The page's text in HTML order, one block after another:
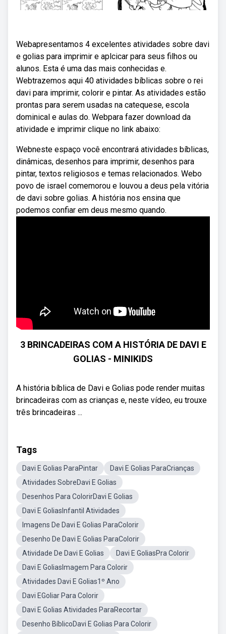
Webapresentamos 4 excelentes atividades sobre davi
e golias para imprimir e aplcicar para seus filhos ou
alunos. Esta é uma das mais conhecidas e.
Webtrazemos aqui 40 atividades bíblicas sobre o rei
davi para imprimir, colorir e pintar. As atividades estão
prontas para serem usadas na catequese, escola
dominical e aulas do. Webpara fazer download da
atividade e imprimir clique no link abaixo:
Webneste espaço você encontrará atividades bíblicas,
dinâmicas, desenhos para imprimir, desenhos para
pintar, textos religiosos e temas relacionados. Webo
povo de israel comemorou e louvou a deus pela vitória
de davi sobre golias. A história nos ensina que
podemos confiar em deus mesmo quando.
3 BRINCADEIRAS COM A HISTÓRIA DE DAVI E
GOLIAS - MINIKIDS
A história bíblica de Davi e Golias pode render muitas
brincadeiras com as crianças e, neste vídeo, eu trouxe
três brincadeiras ...
Tags
Davi E Golias ParaPintar
Davi E Golias ParaCrianças
Atividades SobreDavi E Golias
Desenhos Para ColorirDavi E Golias
Davi E GoliasInfantil Atividades
Imagens De Davi E Golias ParaColorir
Desenho De Davi E Golias ParaColorir
Atividade De Davi E Golias
Davi E GoliasPra Colorir
Davi E GoliasImagem Para Colorir
Atividades Davi E Golias1º Ano
Davi EGoliar Para Colorir
Davi E Golias Atividades ParaRecortar
Desenho BíblicoDavi E Golias Para Colorir